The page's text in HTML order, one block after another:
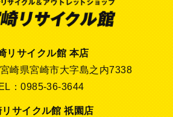
リサイクル館 本店
崎県宮崎市大字島之内7338
：0985-36-3644
サイクル館 祇園店